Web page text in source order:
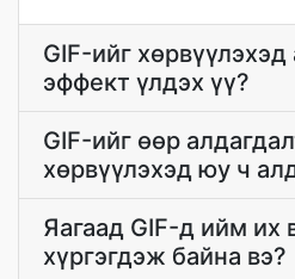
GIF-ийг
эффект үлдэх үү?
GIF-ийг өөр
хөрвүүлэхэд юу ч
Яагаад GIF-д ийм их
хүргэгдэж байна вэ?